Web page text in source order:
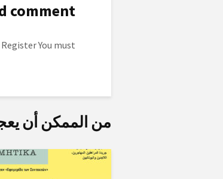
comment
You must
Register
من الممكن أن